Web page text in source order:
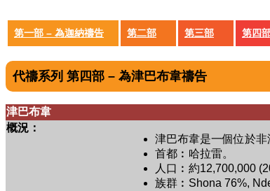
第一部 – 為迦納禱告 第二部 第三部 第四
代禱系列 第四部 – 為津巴布韋禱告
津巴布韋
概況：
津巴布韋是一個位於
首都︰哈拉雷。
人口︰約12,700,000
族群︰Shona 76%,